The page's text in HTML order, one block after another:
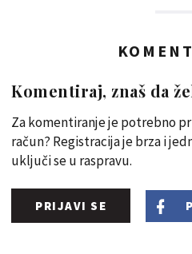
Komentiraj, znaš da
Za komentiranje je potrebno
račun? Registracija je brza i
uključi se u raspravu.
PRIJAVI SE